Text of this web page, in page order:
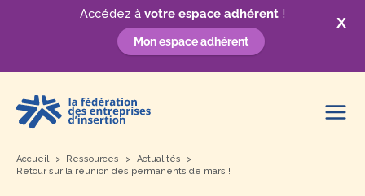
X
Accédez à votre espace adhérent !
Mon espace adhérent
contenu
Accueil Ressources
Actualités
Retour sur la réunion des permanents de mars !